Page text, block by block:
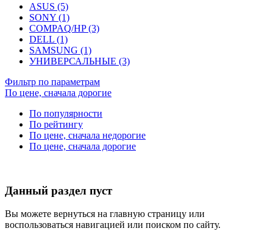
ASUS (5)
SONY (1)
COMPAQ/HP (3)
DELL (1)
SAMSUNG (1)
УНИВЕРСАЛЬНЫЕ (3)
Фильтр по параметрам
По цене, сначала дорогие
По популярности
По рейтингу
По цене, сначала недорогие
По цене, сначала дорогие
Данный раздел пуст
Вы можете вернуться на главную страницу или
воспользоваться навигацией или поиском по сайту.